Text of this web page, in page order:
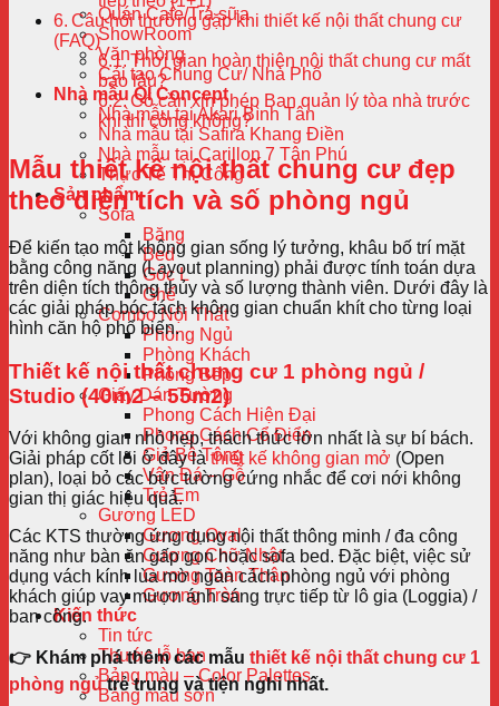
Quán Cafe/Trà sữa
ShowRoom
Văn phòng
Cải tạo Chung Cư/ Nhà Phố
Nhà mẫu QI Concept
Nhà mẫu tại Akari Bình Tân
Nhà mẫu tại Safira Khang Điền
Nhà mẫu tại Carillon 7 Tân Phú
Thực Tế Thi Công
Sản phẩm
Sofa
Băng
Bed
Góc L
Ghế
Combo Nội Thất
Phòng Ngủ
Phòng Khách
Phòng Bếp
Giấy Dán Tường
Phong Cách Hiện Đại
Phong Cách Cổ Điển
Giả Bê Tông
Vân Đá – Gỗ
Trẻ Em
Gương LED
Gương Oval
Gương Chữ Nhật
Gương Toàn Thân
Gương Tròn
Kiến thức
Tin tức
Thước lỗ ban
Bảng màu – Color Palettes
Bảng màu sơn
Câu hỏi thường gặp khi thiết kế nội thất chung cư
(FAQ)
Thời gian hoàn thiện nội thất chung cư mất
bao lâu?
Có cần xin phép Ban quản lý tòa nhà trước
khi thi công không?
Mẫu thiết kế nội thất chung cư đẹp
theo diện tích và số phòng ngủ
Để kiến tạo một không gian sống lý tưởng, khâu bố trí mặt
bằng công năng (Layout planning) phải được tính toán dựa
trên diện tích thông thủy và số lượng thành viên. Dưới đây là
các giải pháp bóc tách không gian chuẩn khít cho từng loại
hình căn hộ phổ biến.
Thiết kế nội thất chung cư 1 phòng ngủ /
Studio (40m2 – 55m2)
Với không gian nhỏ hẹp, thách thức lớn nhất là sự bí bách.
Giải pháp cốt lõi ở đây làthiết kế không gian mở (Open
plan), loại bỏ các bức tường cứng nhắc để cơi nới không
gian thị giác hiệu quả.
Các KTS thường ứng dụng nội thất thông minh / đa công
năng như bàn ăn gấp gọn hoặc sofa bed. Đặc biệt, việc sử
dụng vách kính lùa mờ ngăn cách phòng ngủ với phòng
khách giúp vay mượn ánh sáng trực tiếp từ lô gia (Loggia) /
ban công.
👉 Khám phá thêm các mẫu thiết kế nội thất chung cư 1
phòng ngủtrẻ trung và tiện nghi nhất.